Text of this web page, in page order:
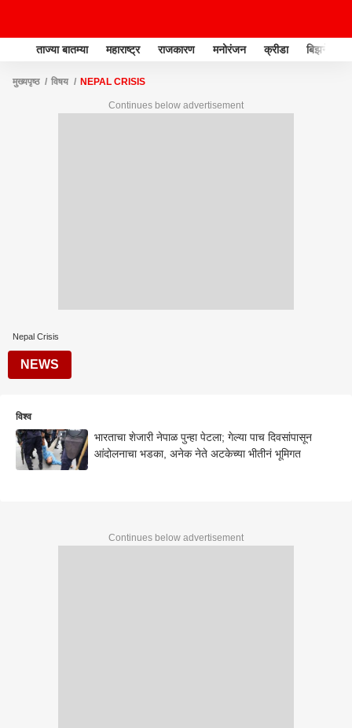
ताज्या बातम्या महाराष्ट्र राजकारण मनोरंजन क्रीडा बिझनेस
मुख्यपृष्ठ विषय NEPAL CRISIS
Continues below advertisement
Nepal Crisis
NEWS
विश्व
भारताचा शेजारी नेपाळ पुन्हा पेटला; गेल्या पाच दिवसांपासून
आंदोलनाचा भडका, अनेक नेते अटकेच्या भीतीनं भूमिगत
Continues below advertisement